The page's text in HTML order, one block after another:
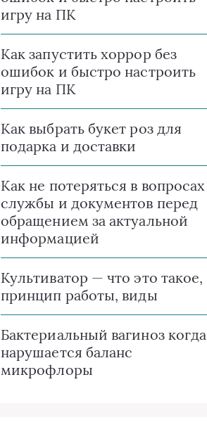
игру на ПК
Как запустить хоррор без
ошибок и быстро настроить
игру на ПК
Как выбрать букет роз для
подарка и доставки
Как не потеряться в вопросах
службы и документов перед
обращением за актуальной
информацией
Культиватор — что это такое,
принцип работы, виды
Бактериальный вагиноз когда
нарушается баланс
микрофлоры